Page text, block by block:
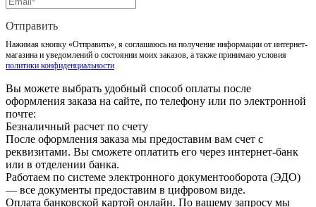
Отправить
Нажимая кнопку «Отправить», я соглашаюсь на получение информации от интернет-
магазина и уведомлений о состоянии моих заказов, а также принимаю условия
политики конфиденциальности
Вы можете выбрать удобный способ оплаты после
оформления заказа на сайте, по телефону или по электронной
почте:
Безналичный расчет по счету
После оформления заказа мы предоставим вам счет с
реквизитами. Вы сможете оплатить его через интернет-банк
или в отделении банка.
Работаем по системе электронного документооборота (ЭДО)
— все документы предоставим в цифровом виде.
Оплата банковской картой онлайн. По вашему запросу мы